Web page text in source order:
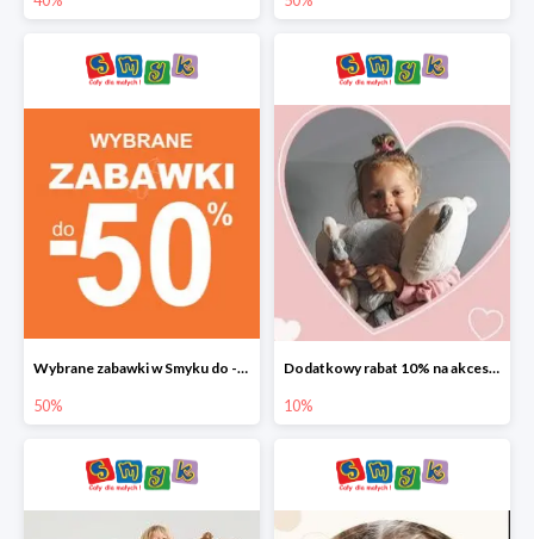
Wybrane zabawki w Smyku do -50%
50%
Dodatkowy rabat 10% na akcesoria dziecięce
10%